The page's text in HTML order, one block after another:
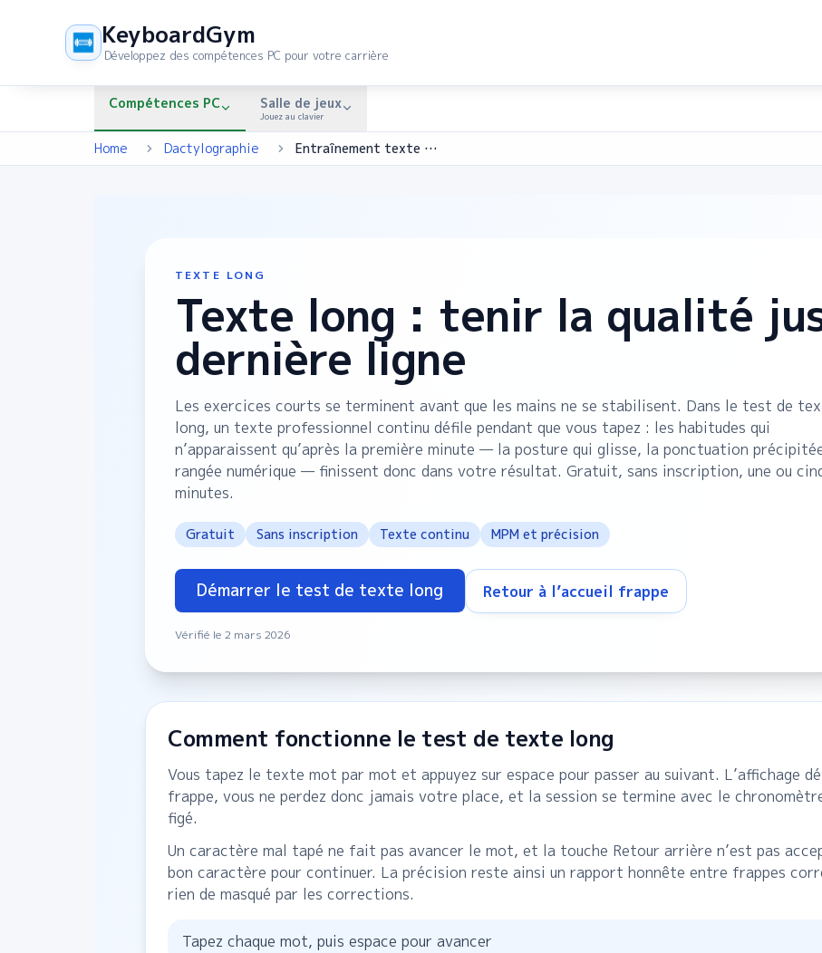
KeyboardGym
Développez des compétences PC pour votre carrière
Compétences PC Salle de jeux
Jouez au clavier
Home Dactylographie Entraînement texte long
TEXTE LONG
Texte long : tenir la qualité
dernière ligne
Les exercices courts se terminent avant que les mains ne se stabilisent. Dans le test de
long, un texte professionnel continu défile pendant que vous tapez : les habitudes qui
n’apparaissent qu’après la première minute — la posture qui glisse, la ponctuation
rangée numérique — finissent donc dans votre résultat. Gratuit, sans inscription, une ou
minutes.
Gratuit Sans inscription Texte continu MPM et précision
Démarrer le test de texte long Retour à l’accueil frappe
Vérifié le 2 mars 2026
Comment fonctionne le test de texte long
Vous tapez le texte mot par mot et appuyez sur espace pour passer au suivant. L’affichage
frappe, vous ne perdez donc jamais votre place, et la session se termine avec le
figé.
Un caractère mal tapé ne fait pas avancer le mot, et la touche Retour arrière n’est pas
bon caractère pour continuer. La précision reste ainsi un rapport honnête entre frappes
rien de masqué par les corrections.
Tapez chaque mot, puis espace pour avancer